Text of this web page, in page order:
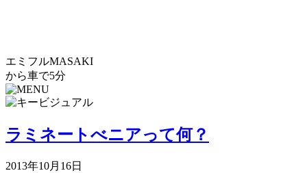
エミフルMASAKI
から車で5分
ラミネートべニアって何？
2013年10月16日